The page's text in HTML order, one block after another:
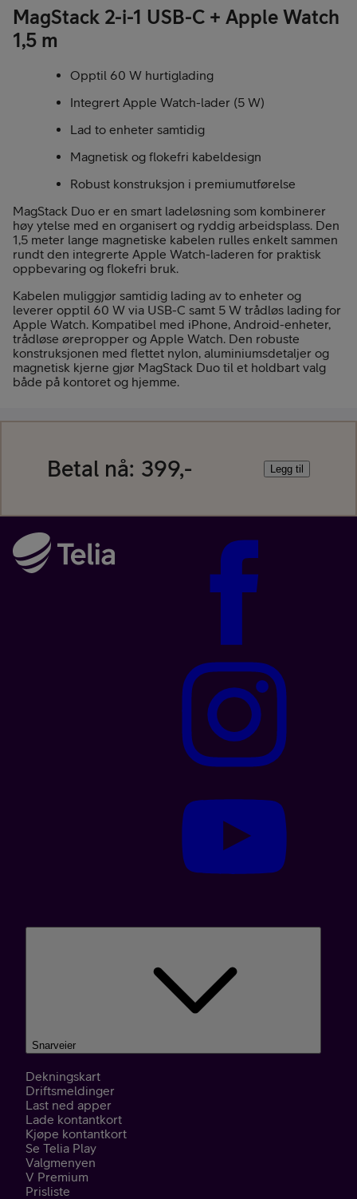
MagStack 2-i-1 USB-C + Apple Watch
1,5 m
Opptil 60 W hurtiglading
Integrert Apple Watch-lader (5 W)
Lad to enheter samtidig
Magnetisk og flokefri kabeldesign
Robust konstruksjon i premiumutførelse
MagStack Duo er en smart ladeløsning som kombinerer
høy ytelse med en organisert og ryddig arbeidsplass. Den
1,5 meter lange magnetiske kabelen rulles enkelt sammen
rundt den integrerte Apple Watch-laderen for praktisk
oppbevaring og flokefri bruk.
Kabelen muliggjør samtidig lading av to enheter og
leverer opptil 60 W via USB-C samt 5 W trådløs lading for
Apple Watch. Kompatibel med iPhone, Android-enheter,
trådløse ørepropper og Apple Watch. Den robuste
konstruksjonen med flettet nylon, aluminiumsdetaljer og
magnetisk kjerne gjør MagStack Duo til et holdbart valg
både på kontoret og hjemme.
Betal nå: 399,- Legg til
Snarveier
Dekningskart
Driftsmeldinger
Last ned apper
Lade kontantkort
Kjøpe kontantkort
Se Telia Play
Valgmenyen
V Premium
Prisliste